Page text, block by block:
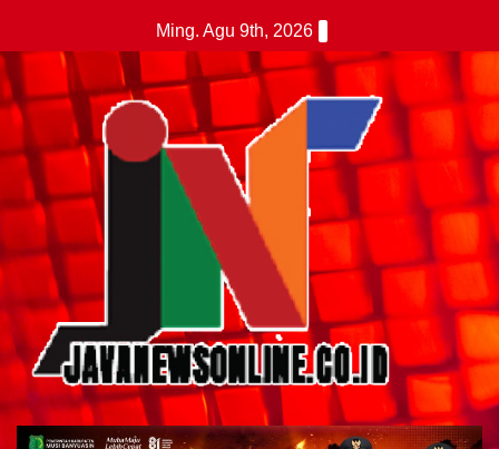
to
content
Ming. Agu 9th, 2026